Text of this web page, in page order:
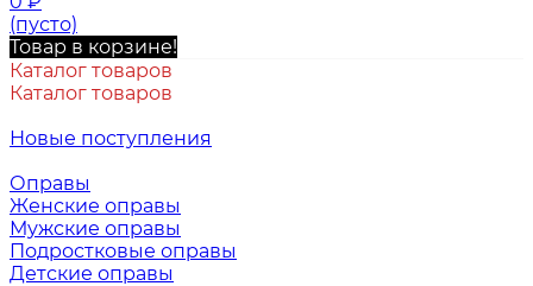
(пусто)
Товар в корзине!
Каталог товаров
Каталог товаров
Новые поступления
Оправы
Женские оправы
Мужские оправы
Подростковые оправы
Детские оправы